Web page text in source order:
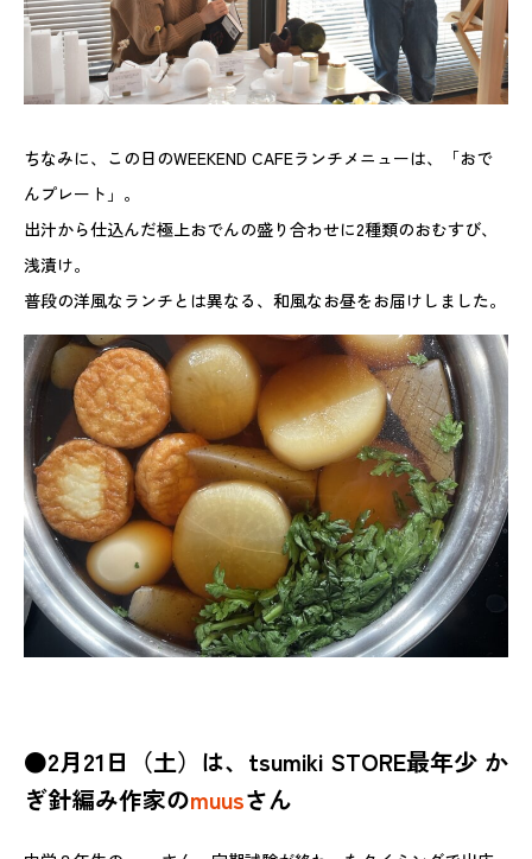
ちなみに、この日のWEEKEND CAFEランチメニューは、「おで
んプレート」。
出汁から仕込んだ極上おでんの盛り合わせに2種類のおむすび、
浅漬け。
普段の洋風なランチとは異なる、和風なお昼をお届けしました。
●2月21日（土）は、tsumiki STORE最年少 か
ぎ針編み作家のmuusさん